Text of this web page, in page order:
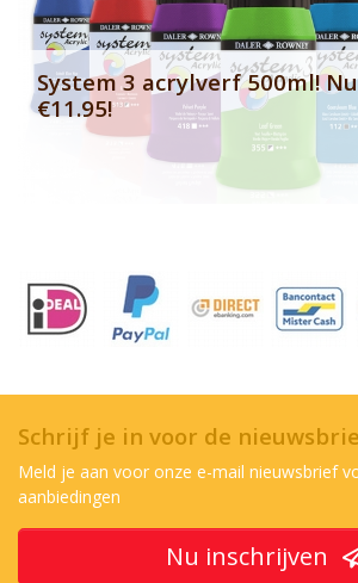
System 3 acrylverf 500ml! Nu slechts
€11.95!
Schrijf je in voor de
Meld je aan voor onze e-mail nieuwsbrief
aanbiedingen
Nu inschrijven